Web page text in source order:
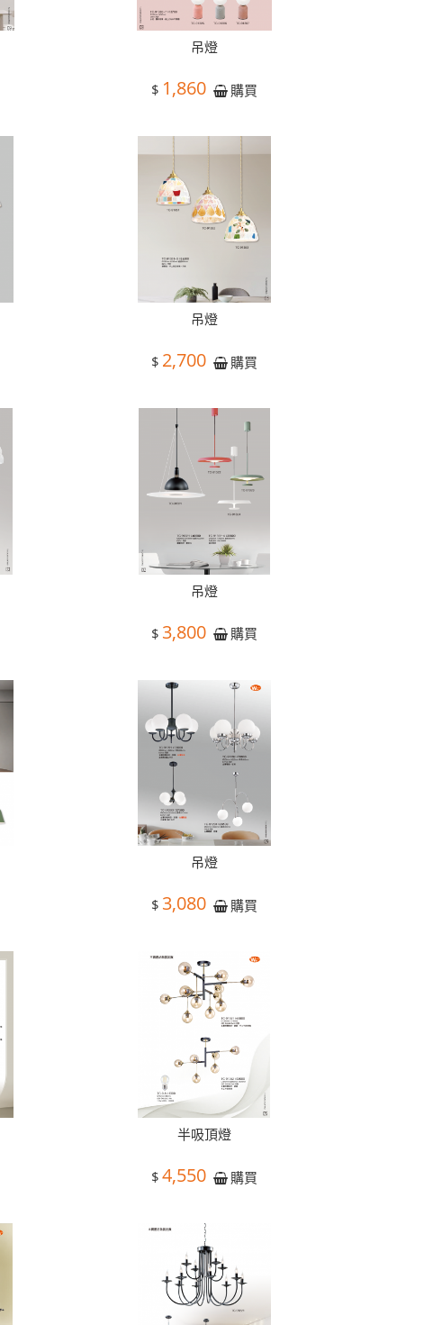
吊燈
$ 1,860 購買
吊燈
$ 2,700 購買
吊燈
$ 3,800 購買
吊燈
$ 3,080 購買
半吸頂燈
$ 4,550 購買